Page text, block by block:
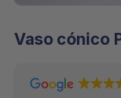
Vaso cónico